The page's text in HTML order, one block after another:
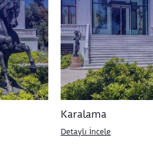
Karalama
Detaylı İncele